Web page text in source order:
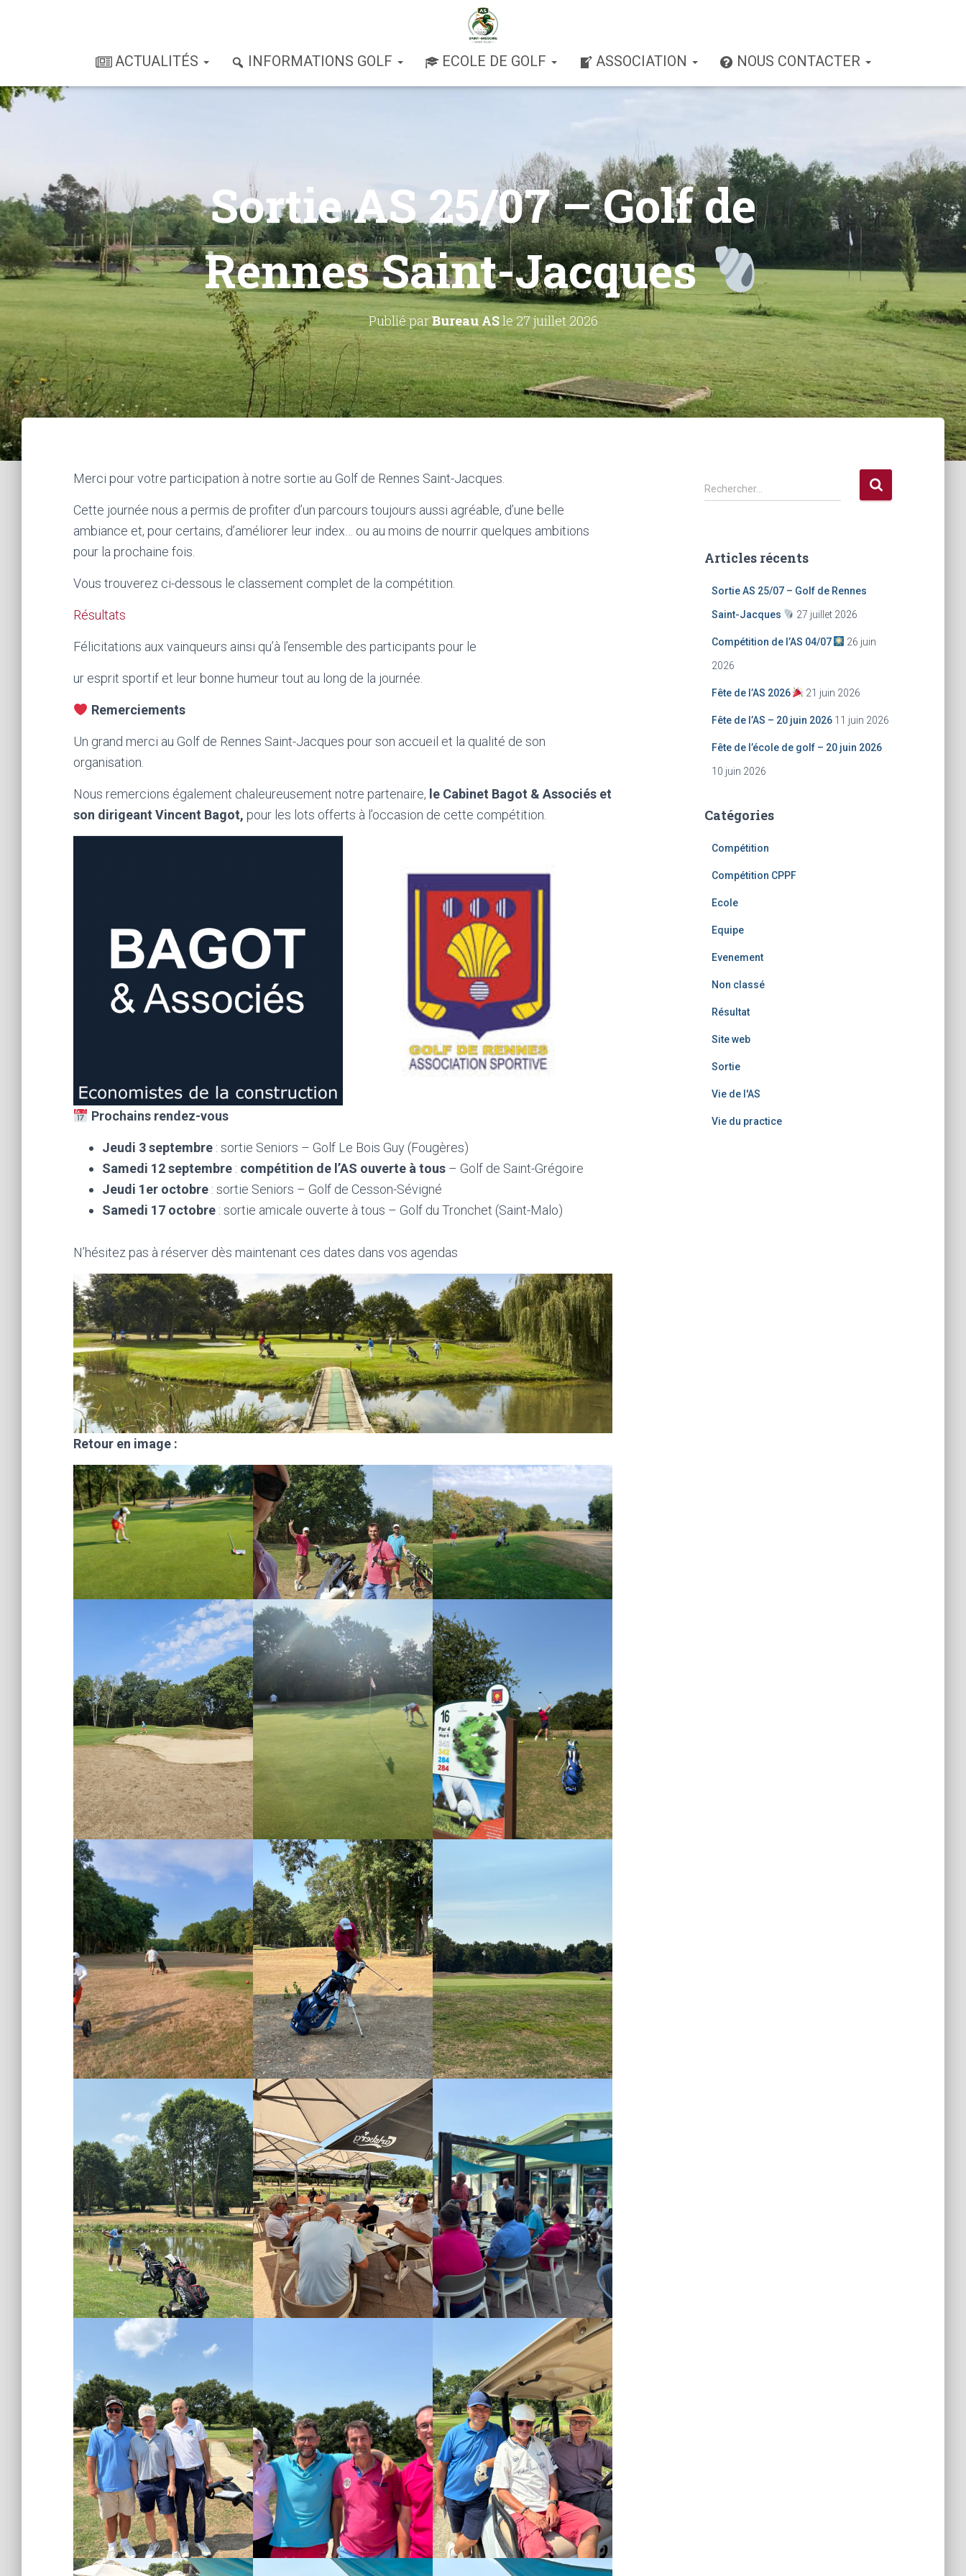
ACTUALITÉS INFORMATIONS GOLF ECOLE DE GOLF ASSOCIATION NOUS CONTACTER
Sortie AS 25/07 – Golf de
Rennes Saint-Jacques
Publié parBureau ASle27 juillet 2026
Merci pour votre participation à notre sortie au Golf de Rennes Saint-Jacques.
Cette journée nous a permis de profiter d’un parcours toujours aussi agréable, d’une belle
ambiance et, pour certains, d’améliorer leur index… ou au moins de nourrir quelques ambitions
pour la prochaine fois.
Vous trouverez ci-dessous le classement complet de la compétition.
Résultats
Félicitations aux vainqueurs ainsi qu’à l’ensemble des participants pour le
ur esprit sportif et leur bonne humeur tout au long de la journée.
Remerciements
Un grand merci au Golf de Rennes Saint-Jacques pour son accueil et la qualité de son
organisation.
Nous remercions également chaleureusement notre partenaire, le Cabinet Bagot & Associés et
son dirigeant Vincent Bagot, pour les lots offerts à l’occasion de cette compétition.
Prochains rendez-vous
Jeudi 3 septembre : sortie Seniors – Golf Le Bois Guy (Fougères)
Samedi 12 septembre : compétition de l’AS ouverte à tous – Golf de Saint-Grégoire
Jeudi 1er octobre : sortie Seniors – Golf de Cesson-Sévigné
Samedi 17 octobre : sortie amicale ouverte à tous – Golf du Tronchet (Saint-Malo)
N’hésitez pas à réserver dès maintenant ces dates dans vos agendas
Retour en image :
R
e
r
Rechercher…
Articles récents
Sortie AS 25/07 – Golf de Rennes
Saint-Jacques 27 juillet 2026
Compétition de l’AS 04/07 26 juin
2026
Fête de l’AS 2026 21 juin 2026
Fête de l’AS – 20 juin 2026 11 juin 2026
Fête de l’école de golf – 20 juin 2026
10 juin 2026
Catégories
Compétition
Compétition CPPF
Ecole
Equipe
Evenement
Non classé
Résultat
Site web
Sortie
Vie de l'AS
Vie du practice